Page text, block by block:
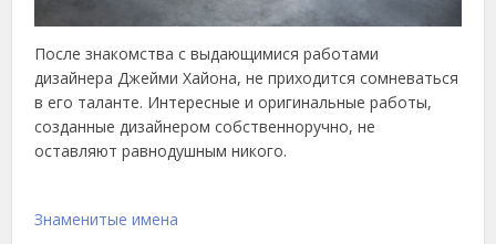
После знакомства с выдающимися работами
дизайнера Джейми Хайона, не приходится сомневаться
в его таланте. Интересные и оригинальные работы,
созданные дизайнером собственноручно, не
оставляют равнодушным никого.
Знаменитые имена